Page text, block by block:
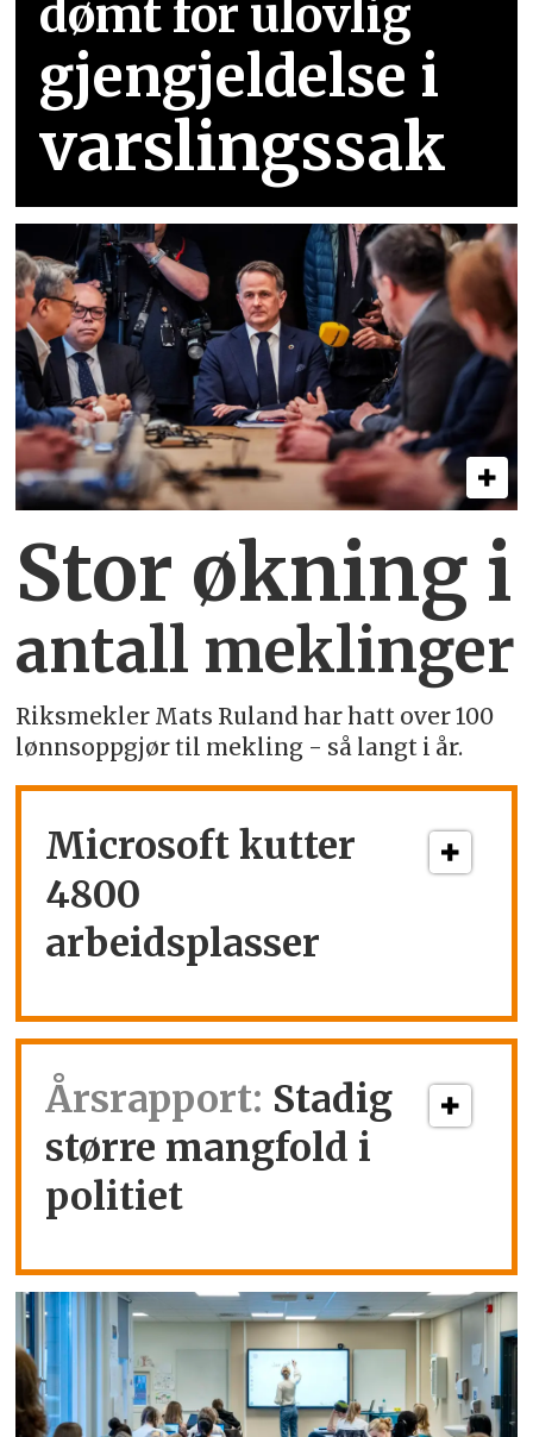
dømt for ulovlig
gjengjeldelse i
varslingssak
Stor økning i
antall meklinger
Riksmekler Mats Ruland har hatt over 100
lønnsoppgjør til mekling - så langt i år.
Microsoft kutter
4800
arbeidsplasser
Årsrapport: Stadig
større mangfold i
politiet